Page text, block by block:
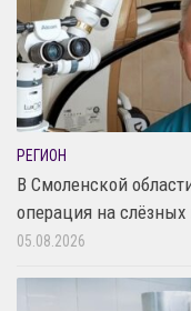
РЕГИОН
В Смоленской
операция на слёзных
05.08.2026